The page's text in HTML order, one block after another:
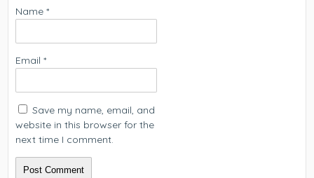
Name*
Email*
Save my name, email, and
website in this browser for the
next time I comment.